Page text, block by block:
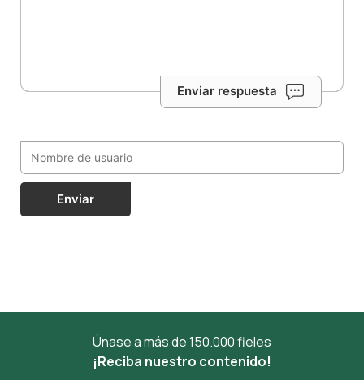
Enviar respuesta
Enviar
Únase a más de 150.000 fieles
¡Reciba nuestro contenido!